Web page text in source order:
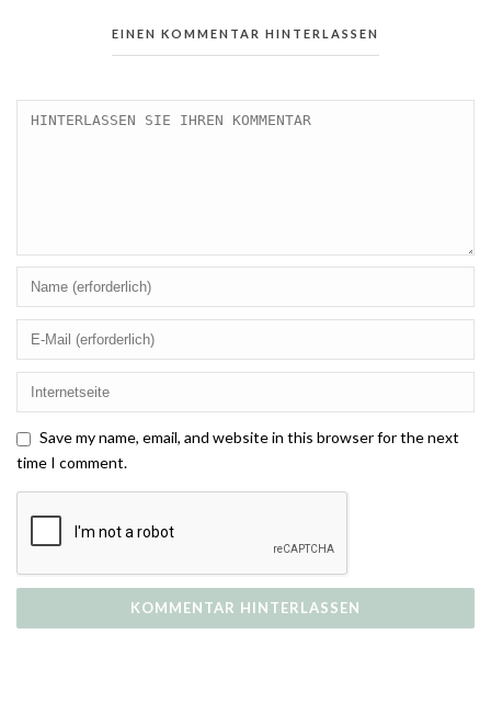
EINEN KOMMENTAR HINTERLASSEN
Save my name, email, and website in this browser for the next
time I comment.